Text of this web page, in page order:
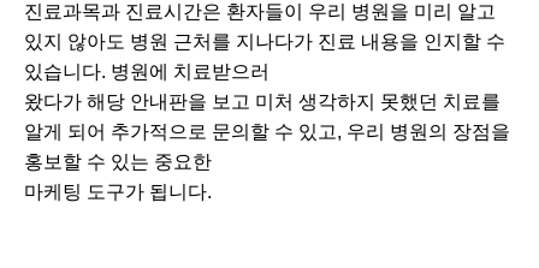
진료과목과 진료시간은 환자들이 우리 병원을 미리 알고
있지 않아도 병원 근처를 지나다가 진료 내용을 인지할 수
있습니다. 병원에 치료받으러
왔다가 해당 안내판을 보고 미처 생각하지 못했던 치료를
알게 되어 추가적으로 문의할 수 있고, 우리 병원의 장점을
홍보할 수 있는 중요한
마케팅 도구가 됩니다.